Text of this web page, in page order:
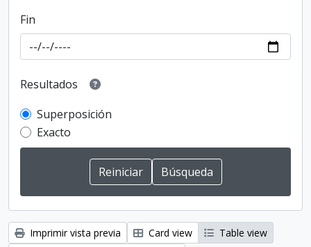
Fin
Resultados
Superposición
Exacto
Imprimir vista previa Card view
Table view